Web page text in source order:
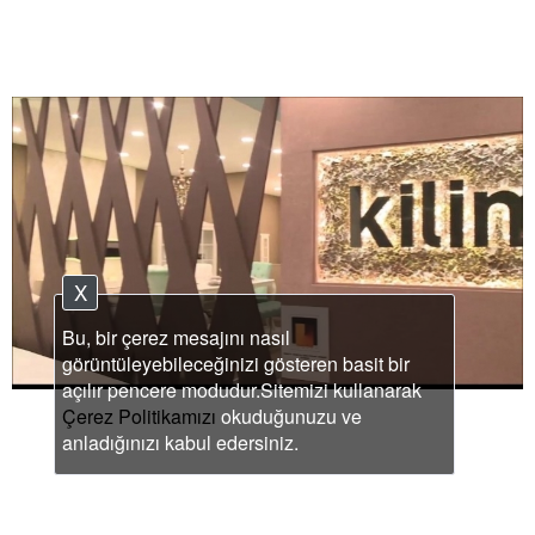
Bu, bir çerez mesajını nasıl
görüntüleyebileceğinizi gösteren basit bir
açılır pencere modudur.Sitemizi kullanarak
Çerez Politikamızı okuduğunuzu ve
anladığınızı kabul edersiniz.
X